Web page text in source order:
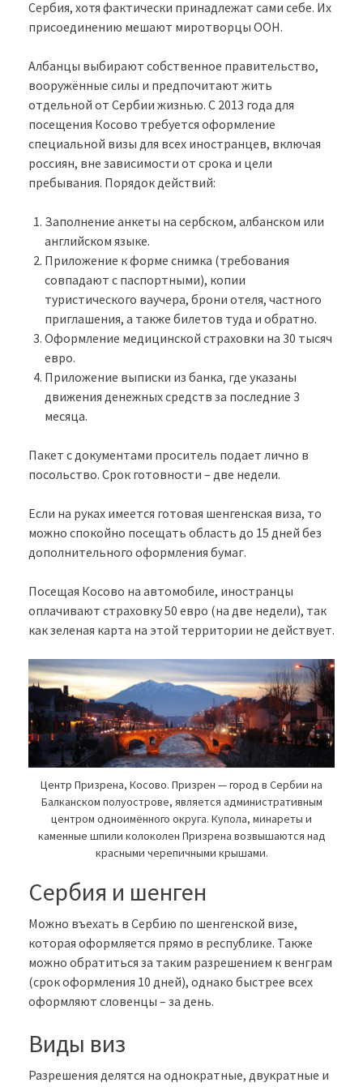
Сербия, хотя фактически принадлежат сами себе. Их
присоединению мешают миротворцы ООН.
Албанцы выбирают собственное правительство,
вооружённые силы и предпочитают жить
отдельной от Сербии жизнью. С 2013 года для
посещения Косово требуется оформление
специальной визы для всех иностранцев, включая
россиян, вне зависимости от срока и цели
пребывания. Порядок действий:
Заполнение анкеты на сербском, албанском или
английском языке.
Приложение к форме снимка (требования
совпадают с паспортными), копии
туристического ваучера, брони отеля, частного
приглашения, а также билетов туда и обратно.
Оформление медицинской страховки на 30 тысяч
евро.
Приложение выписки из банка, где указаны
движения денежных средств за последние 3
месяца.
Пакет с документами проситель подает лично в
посольство. Срок готовности – две недели.
Если на руках имеется готовая шенгенская виза, то
можно спокойно посещать область до 15 дней без
дополнительного оформления бумаг.
Посещая Косово на автомобиле, иностранцы
оплачивают страховку 50 евро (на две недели), так
как зеленая карта на этой территории не действует.
Центр Призрена, Косово. Призрен — город в Сербии на
Балканском полуострове, является административным
центром одноимённого округа. Купола, минареты и
каменные шпили колоколен Призрена возвышаются над
красными черепичными крышами.
Сербия и шенген
Можно въехать в Сербию по шенгенской визе,
которая оформляется прямо в республике. Также
можно обратиться за таким разрешением к венграм
(срок оформления 10 дней), однако быстрее всех
оформляют словенцы – за день.
Виды виз
Разрешения делятся на однократные, двукратные и